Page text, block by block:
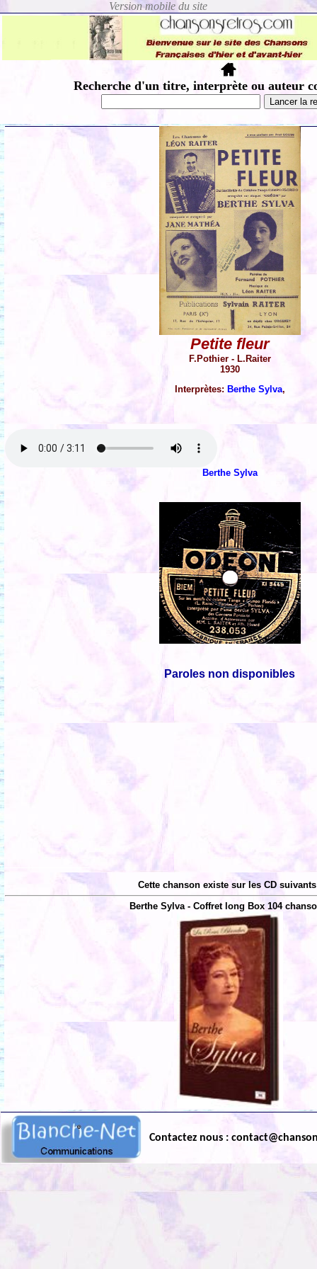
Recherche d'un titre, interprète ou auteur
Petite fleur
F.Pothier - L.Raiter
1930
Interprètes: Berthe Sylva,
Berthe Sylva
Paroles non disponibles
Cette chanson existe sur les CD
Berthe Sylva - Coffret long Box 104
Contactez nous :